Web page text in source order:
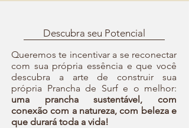
Descubra seu Potencial
Queremos te incentivar a se reconectar
com sua própria essência e que você
descubra a arte de construir sua
própria Prancha de Surf e o melhor:
uma prancha sustentável, com
conexão com a natureza, com beleza e
que durará toda a vida!